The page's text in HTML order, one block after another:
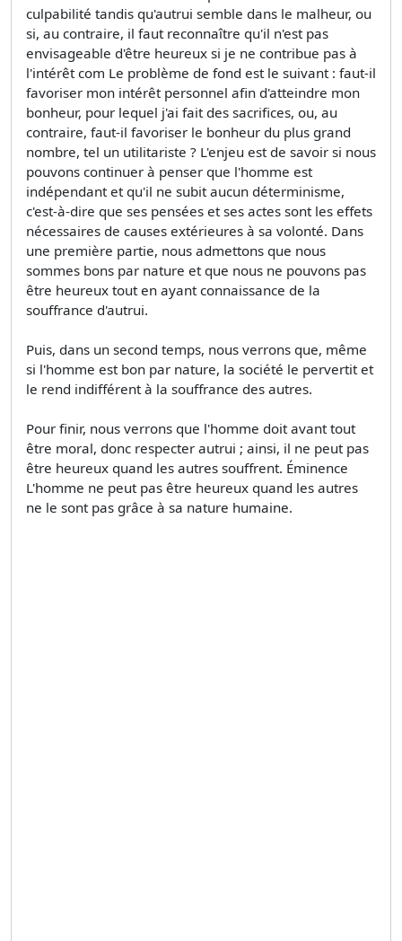
culpabilité tandis qu'autrui semble dans le malheur, ou
si, au contraire, il faut reconnaître qu'il n'est pas
envisageable d'être heureux si je ne contribue pas à
l'intérêt com Le problème de fond est le suivant : faut-il
favoriser mon intérêt personnel afin d'atteindre mon
bonheur, pour lequel j'ai fait des sacrifices, ou, au
contraire, faut-il favoriser le bonheur du plus grand
nombre, tel un utilitariste ? L'enjeu est de savoir si nous
pouvons continuer à penser que l'homme est
indépendant et qu'il ne subit aucun déterminisme,
c'est-à-dire que ses pensées et ses actes sont les effets
nécessaires de causes extérieures à sa volonté. Dans
une première partie, nous admettons que nous
sommes bons par nature et que nous ne pouvons pas
être heureux tout en ayant connaissance de la
souffrance d'autrui.
Puis, dans un second temps, nous verrons que, même
si l'homme est bon par nature, la société le pervertit et
le rend indifférent à la souffrance des autres.
Pour finir, nous verrons que l'homme doit avant tout
être moral, donc respecter autrui ; ainsi, il ne peut pas
être heureux quand les autres souffrent. Éminence
L'homme ne peut pas être heureux quand les autres
ne le sont pas grâce à sa nature humaine.